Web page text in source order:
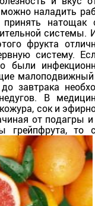
наладить
натощак
фрукта
систему.
были
завтрака
В
сок и
от подагры
то